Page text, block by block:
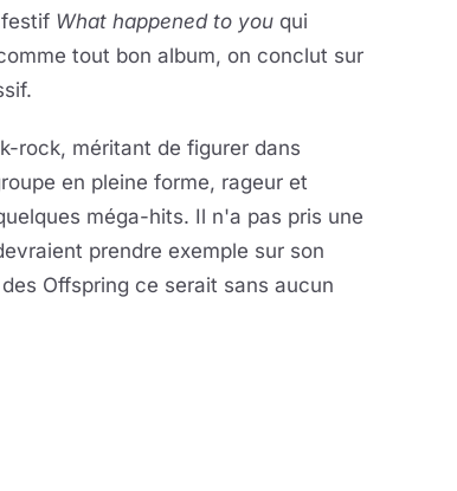
What happened to you qui
tout bon album, on conclut sur
rock, méritant de figurer dans
en pleine forme, rageur et
méga-hits. Il n'a pas pris une
prendre exemple sur son
Offspring ce serait sans aucun